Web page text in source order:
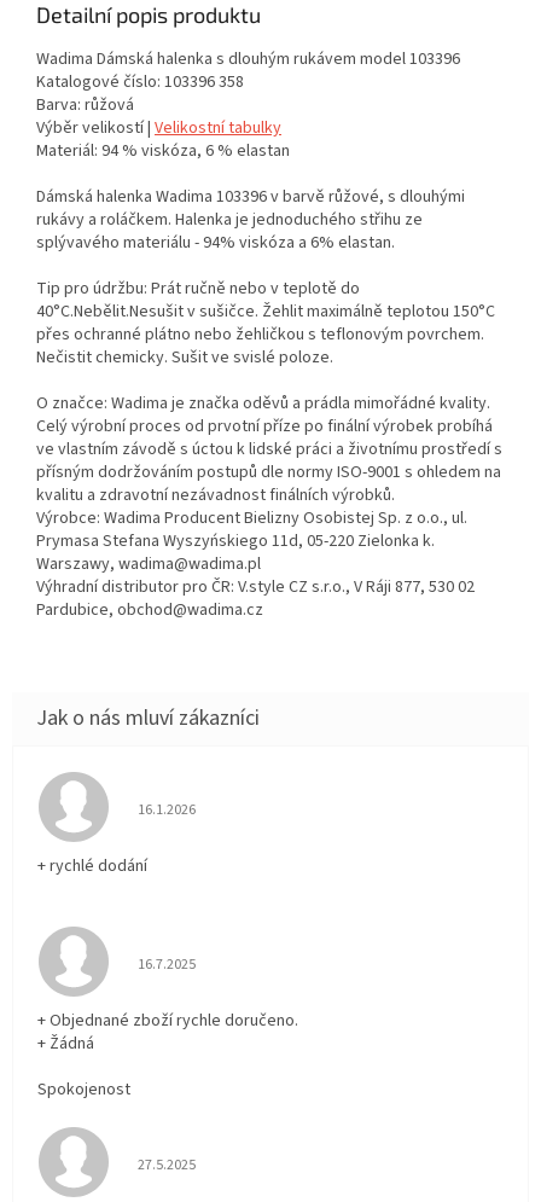
Detailní popis produktu
Wadima Dámská halenka s dlouhým rukávem model 103396
Katalogové číslo: 103396 358
Barva: růžová
Výběr velikostí | Velikostní tabulky
Materiál: 94 % viskóza, 6 % elastan
Dámská halenka Wadima 103396 v barvě růžové, s dlouhými
rukávy a roláčkem. Halenka je jednoduchého střihu ze
splývavého materiálu - 94% viskóza a 6% elastan.
Tip pro údržbu: Prát ručně nebo v teplotě do
40°C.Nebělit.Nesušit v sušičce. Žehlit maximálně teplotou 150°C
přes ochranné plátno nebo žehličkou s teflonovým povrchem.
Nečistit chemicky. Sušit ve svislé poloze.
O značce: Wadima je značka oděvů a prádla mimořádné kvality.
Celý výrobní proces od prvotní příze po finální výrobek probíhá
ve vlastním závodě s úctou k lidské práci a životnímu prostředí s
přísným dodržováním postupů dle normy ISO-9001 s ohledem na
kvalitu a zdravotní nezávadnost finálních výrobků.
Výrobce: Wadima Producent Bielizny Osobistej Sp. z o.o., ul.
Prymasa Stefana Wyszyńskiego 11d, 05-220 Zielonka k.
Warszawy, wadima@wadima.pl
Výhradní distributor pro ČR: V.style CZ s.r.o., V Ráji 877, 530 02
Pardubice, obchod@wadima.cz
Hodnocení obchodu je 5 z 5 hvězdiček.
16.1.2026
+ rychlé dodání
Hodnocení obchodu je 5 z 5 hvězdiček.
16.7.2025
+ Objednané zboží rychle doručeno.
+ Žádná
Spokojenost
Hodnocení obchodu je 5 z 5 hvězdiček.
27.5.2025